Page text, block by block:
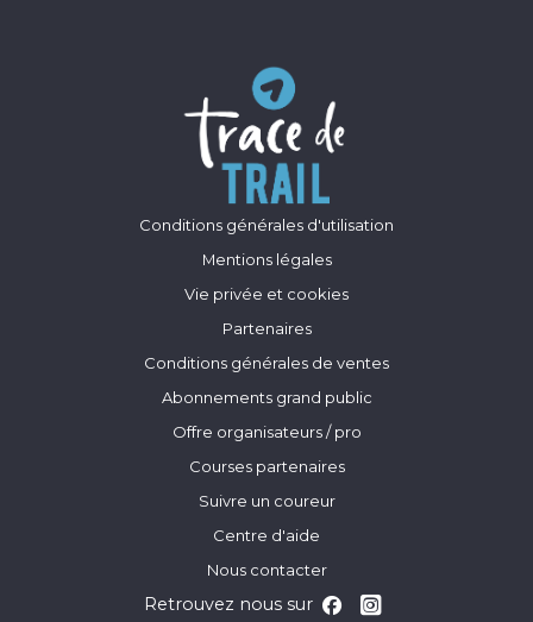
Conditions générales d'utilisation
Mentions légales
Vie privée et cookies
Partenaires
Conditions générales de ventes
Abonnements grand public
Offre organisateurs / pro
Courses partenaires
Suivre un coureur
Centre d'aide
Nous contacter
Retrouvez nous sur